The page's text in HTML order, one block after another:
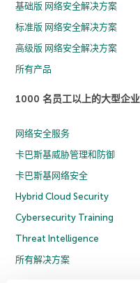
基础版 网络安全解决方案
标准版 网络安全解决方案
高级版 网络安全解决方案
所有产品
1000 名员工以上的大型企业
网络安全服务
卡巴斯基威胁管理和防御
卡巴斯基网络安全
Hybrid Cloud Security
Cybersecurity Training
Threat Intelligence
所有解决方案